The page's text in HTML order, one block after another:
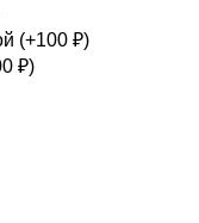
(+100 ₽)
₽)